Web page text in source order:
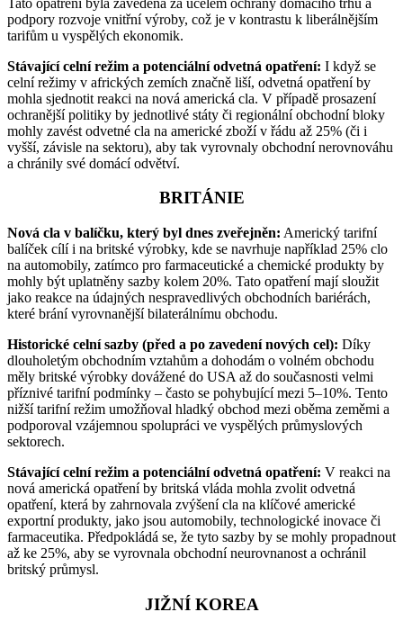
podpory rozvoje vnitřní výroby, což je v kontrastu k liberálnějším
tarifům u vyspělých ekonomik.
Stávající celní režim a potenciální odvetná opatření: I když se
celní režimy v afrických zemích značně liší, odvetná opatření by
mohla sjednotit reakci na nová americká cla. V případě prosazení
ochranější politiky by jednotlivé státy či regionální obchodní bloky
mohly zavést odvetné cla na americké zboží v řádu až 25% (či i
vyšší, závisle na sektoru), aby tak vyrovnaly obchodní nerovnováhu
a chránily své domácí odvětví.
BRITÁNIE
Nová cla v balíčku, který byl dnes zveřejněn: Americký tarifní
balíček cílí i na britské výrobky, kde se navrhuje například 25% clo
na automobily, zatímco pro farmaceutické a chemické produkty by
mohly být uplatněny sazby kolem 20%. Tato opatření mají sloužit
jako reakce na údajných nespravedlivých obchodních bariérách,
které brání vyrovnanější bilaterálnímu obchodu.
Historické celní sazby (před a po zavedení nových cel): Díky
dlouholetým obchodním vztahům a dohodám o volném obchodu
měly britské výrobky dovážené do USA až do současnosti velmi
příznivé tarifní podmínky – často se pohybující mezi 5–10%. Tento
nižší tarifní režim umožňoval hladký obchod mezi oběma zeměmi a
podporoval vzájemnou spolupráci ve vyspělých průmyslových
sektorech.
Stávající celní režim a potenciální odvetná opatření: V reakci na
nová americká opatření by britská vláda mohla zvolit odvetná
opatření, která by zahrnovala zvýšení cla na klíčové americké
exportní produkty, jako jsou automobily, technologické inovace či
farmaceutika. Předpokládá se, že tyto sazby by se mohly propadnout
až ke 25%, aby se vyrovnala obchodní neurovnanost a ochránil
britský průmysl.
JIŽNÍ KOREA